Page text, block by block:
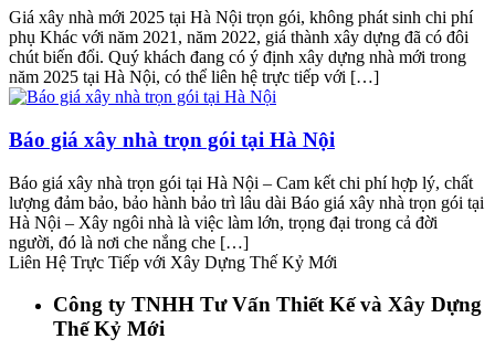
Giá xây nhà mới 2025 tại Hà Nội trọn gói, không phát sinh chi phí
phụ Khác với năm 2021, năm 2022, giá thành xây dựng đã có đôi
chút biến đổi. Quý khách đang có ý định xây dựng nhà mới trong
năm 2025 tại Hà Nội, có thể liên hệ trực tiếp với […]
Báo giá xây nhà trọn gói tại Hà Nội
Báo giá xây nhà trọn gói tại Hà Nội – Cam kết chi phí hợp lý, chất
lượng đảm bảo, bảo hành bảo trì lâu dài Báo giá xây nhà trọn gói tại
Hà Nội – Xây ngôi nhà là việc làm lớn, trọng đại trong cả đời
người, đó là nơi che nắng che […]
Liên Hệ Trực Tiếp với Xây Dựng Thế Kỷ Mới
Công ty TNHH Tư Vấn Thiết Kế và Xây Dựng
Thế Kỷ Mới